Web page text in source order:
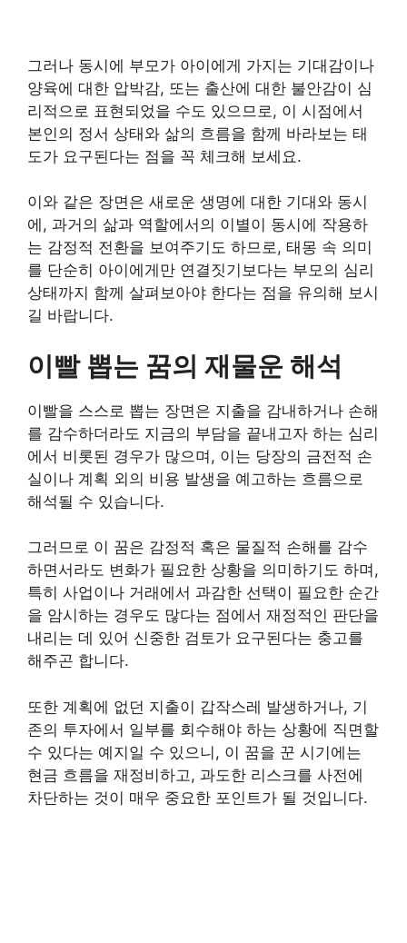
그러나 동시에 부모가 아이에게 가지는 기대감이나
양육에 대한 압박감, 또는 출산에 대한 불안감이 심
리적으로 표현되었을 수도 있으므로, 이 시점에서
본인의 정서 상태와 삶의 흐름을 함께 바라보는 태
도가 요구된다는 점을 꼭 체크해 보세요.
이와 같은 장면은 새로운 생명에 대한 기대와 동시
에, 과거의 삶과 역할에서의 이별이 동시에 작용하
는 감정적 전환을 보여주기도 하므로, 태몽 속 의미
를 단순히 아이에게만 연결짓기보다는 부모의 심리
상태까지 함께 살펴보아야 한다는 점을 유의해 보시
길 바랍니다.
이빨 뽑는 꿈의 재물운 해석
이빨을 스스로 뽑는 장면은 지출을 감내하거나 손해
를 감수하더라도 지금의 부담을 끝내고자 하는 심리
에서 비롯된 경우가 많으며, 이는 당장의 금전적 손
실이나 계획 외의 비용 발생을 예고하는 흐름으로
해석될 수 있습니다.
그러므로 이 꿈은 감정적 혹은 물질적 손해를 감수
하면서라도 변화가 필요한 상황을 의미하기도 하며,
특히 사업이나 거래에서 과감한 선택이 필요한 순간
을 암시하는 경우도 많다는 점에서 재정적인 판단을
내리는 데 있어 신중한 검토가 요구된다는 충고를
해주곤 합니다.
또한 계획에 없던 지출이 갑작스레 발생하거나, 기
존의 투자에서 일부를 회수해야 하는 상황에 직면할
수 있다는 예지일 수 있으니, 이 꿈을 꾼 시기에는
현금 흐름을 재정비하고, 과도한 리스크를 사전에
차단하는 것이 매우 중요한 포인트가 될 것입니다.